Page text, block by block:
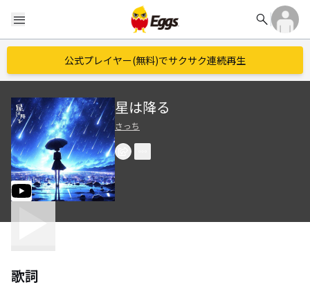
menu search
公式プレイヤー(無料)でサクサク連続再生
星は降る
さっち
歌詞